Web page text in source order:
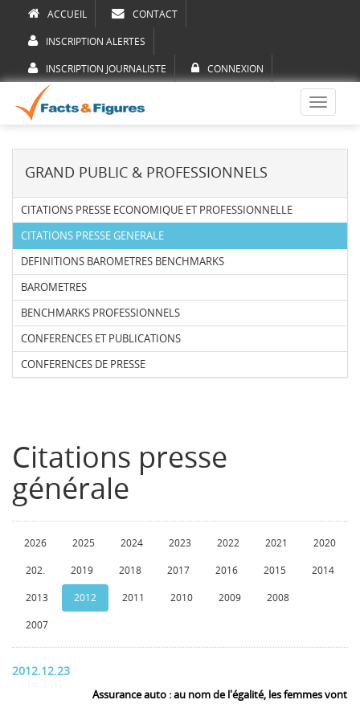
ACCUEIL CONTACT
INSCRIPTION ALERTES
INSCRIPTION JOURNALISTE CONNEXION
Toggle
GRAND PUBLIC & PROFESSIONNELS
CITATIONS PRESSE ECONOMIQUE ET PROFESSIONNELLE
CITATIONS PRESSE GENERALE
DEFINITIONS BAROMETRES BENCHMARKS
BAROMETRES
BENCHMARKS PROFESSIONNELS
CONFERENCES ET PUBLICATIONS
CONFERENCES DE PRESSE
Citations presse
générale
2026 2025 2024 2023 2022 2021 2020
202. 2019 2018 2017 2016 2015 2014
2013 2012 2011 2010 2009 2008
2007
2012.12.23
Assurance auto : au nom de l'égalité, les femmes vont